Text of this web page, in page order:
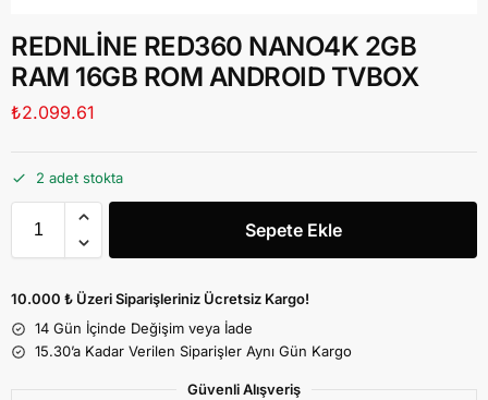
REDNLİNE RED360 NANO4K 2GB
RAM 16GB ROM ANDROID TVBOX
₺2.099.61
2 adet stokta
Sepete Ekle
10.000 ₺ Üzeri Siparişleriniz Ücretsiz Kargo!
14 Gün İçinde Değişim veya İade
15.30’a Kadar Verilen Siparişler Aynı Gün Kargo
Güvenli Alışveriş